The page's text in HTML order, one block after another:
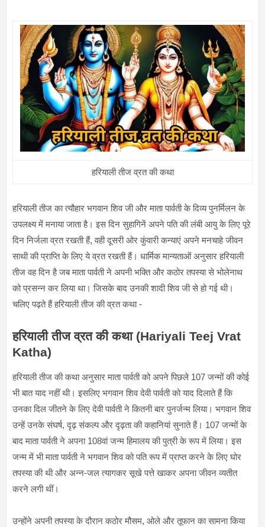
हरियाली तीज व्रत की कथा
हरियाली तीज का त्यौहार भगवान शिव जी और माता पार्वती के दिव्य पुनर्मिलन के
उपलक्ष्य में मनाया जाता है। इस दिन सुहागिनें अपने पति की लंबी आयु के लिए पूरे
दिन निर्जला व्रत रखती हैं, वही दूसरी ओर कुंवारी कन्याएं अपने मनचाहे जीवन
साथी की प्राप्ति के लिए ये व्रत रखती हैं। धार्मिक मान्यताओं अनुसार हरियाली
तीज वह दिन है जब माता पार्वती ने अपनी भक्ति और कठोर तपस्या से भोलेनाथ
को प्रसन्न कर लिया था। जिसके बाद उनकी शादी शिव जी से हो गई थी।
चलिए पढ़ते हैं हरियाली तीज की व्रत कथा -
हरियाली तीज व्रत की कथा (Hariyali Teej Vrat
Katha)
हरियाली तीज की कथा अनुसार माता पार्वती को अपने पिछले 107 जन्मों की कोई
भी बात याद नहीं थी। इसलिए भगवान शिव देवी पार्वती को याद दिलाते हैं कि
उनका दिल जीतने के लिए देवी पार्वती ने कितनी बार पुनर्जन्म लिया। भगवान शिव
उन्हें उनके संघर्ष, दृढ़ संकल्प और दृढ़ता की कहानियां सुनाते हैं। 107 जन्मों के
बाद माता पार्वती ने अपना 108वां जन्म हिमालय की पुत्री के रूप में लिया। इस
जन्म में भी माता पार्वती ने भगवान शिव को पति रूप में प्राप्त करने के लिए घोर
तपस्या की थी और अन्न-जल त्यागकर सूखे पत्ते खाकर अपना जीवन व्यतीत
करने लगी थीं।
उन्होंने अपनी तपस्या के दौरान कठोर मौसम, ओले और तूफान का सामना किया